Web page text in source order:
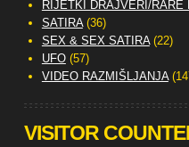
RIJETKI DRAJVERI/RARE
SATIRA(36)
SEX & SEX SATIRA(22)
UFO(57)
VIDEO RAZMIŠLJANJA
VISITOR